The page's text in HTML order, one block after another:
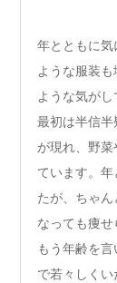
年とともに
ような服装
ような気がし
最初は半信
が現れ、野
ています。
たが、ちゃ
なっても痩せ
もう年齢を
で若々しくい